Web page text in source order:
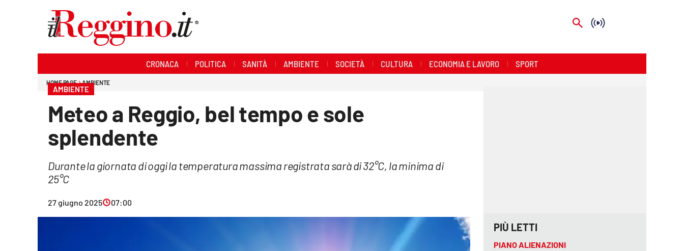
CRONACA POLITICA SANITÀ AMBIENTE SOCIETÀ CULTURA ECONOMIA E LAVORO SPORT
HOME PAGE AMBIENTE
AMBIENTE
Meteo a Reggio, bel tempo e sole
splendente
Durante la giornata di oggi la temperatura massima registrata sarà di 32°C, la minima di
25°C
27 giugno 2025 07:00
PIÙ LETTI
PIANO ALIENAZIONI